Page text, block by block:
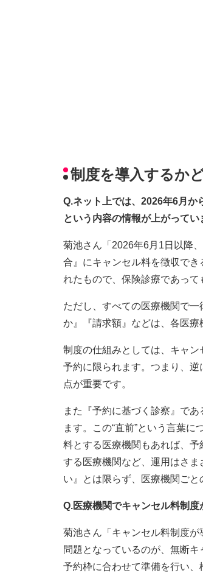
制度を導入するか
Q.ネット上では、2026年6月か
という内容の情報が上がってい
菊池さん「2026年6月1日以降
合』にキャンセル料を徴収で
れたもので、保険診療であって
ただし、すべての医療機関で
か』『請求額』などは、各医療
制度の仕組みとしては、キャ
予約に限られます。つまり、
点が重要です。
また『予約に基づく診察』で
ます。この“直前”という言葉
料とする医療機関もあれば、
する医療機関など、運用はさ
い』とは限らず、医療機関ごと
Q.医療機関でキャンセル料制度
菊池さん「キャンセル料制度
問題となっているのが、無断
予約枠に合わせて準備を行い